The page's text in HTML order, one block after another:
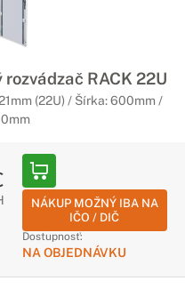
RACK 22U
(22U) / Šírka: 600mm /
NÁKUP MOŽNÝ IBA NA
IČO / DIČ
Dostupnosť:
NA OBJEDNÁVKU